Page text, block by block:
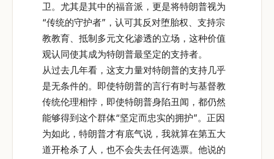
卫。尤其是其中的福音派，更是将特朗普视为
“传统的守护者”，认可其反对堕胎权、支持宗
教教育、抵制多元文化渗透的立场，这种价值
观认同使其成为特朗普最坚定的支持者。
从过去几年看，这支力量对特朗普的支持几乎
是无条件的。即使特朗普的言行有时与基督教
传统伦理相悖，即使特朗普身陷丑闻，都仍然
能够得到这个群体“坚定而忠实的拥护”。正因
为如此，特朗普才有底气说，我就算在第五大
道开枪杀了人，也不会失去任何选票。他说的